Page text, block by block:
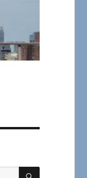
SUCHEN